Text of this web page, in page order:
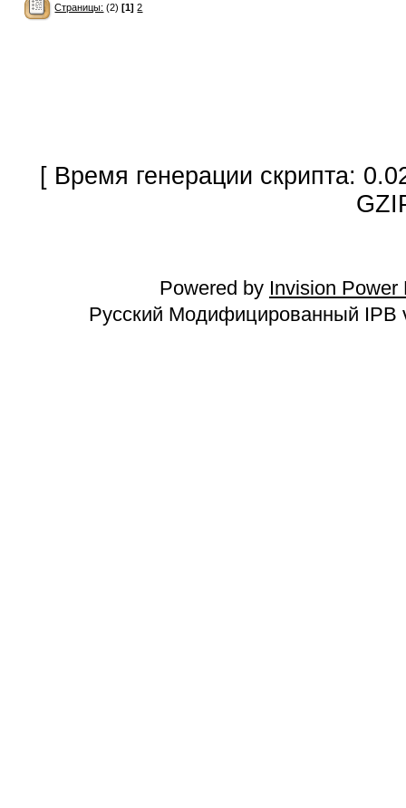
Страницы: (2)[1] 2
[ Время генерации скрипта:
Powered by Invision Power
Русский Модифицированный IPB